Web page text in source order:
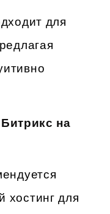
для
на
хостинг для